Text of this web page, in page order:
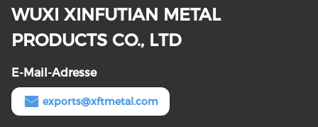
WUXI XINFUTIAN METAL
PRODUCTS CO., LTD
E-Mail-Adresse
exports@xftmetal.com